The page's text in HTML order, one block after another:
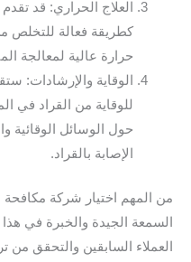
العلاج الحراري: قد
كطريقة فعالة للتخلص
حرارة عالية لمعالجة
الوقاية والإرشادات:
للوقاية من القراد في
حول الوسائل الوقائية
الإصابة بالقراد.
من المهم اختيار شركة مكافحة
السمعة الجيدة والخبرة في
العملاء السابقين والتحقق